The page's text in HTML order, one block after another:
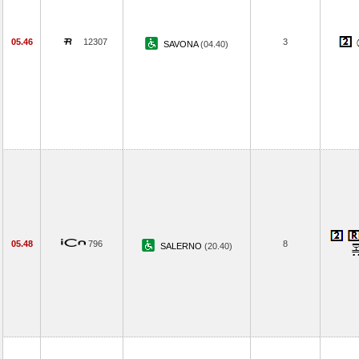
05.46 12307 SAVONA(04.40) 3
05.48 796 SALERNO (20.40) 8